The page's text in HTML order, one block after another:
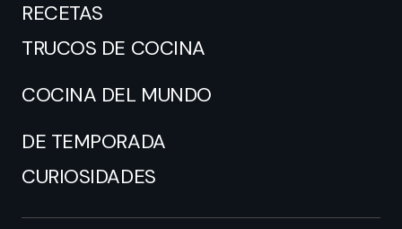
RECETAS
TRUCOS DE COCINA
COCINA DEL MUNDO
DE TEMPORADA
CURIOSIDADES